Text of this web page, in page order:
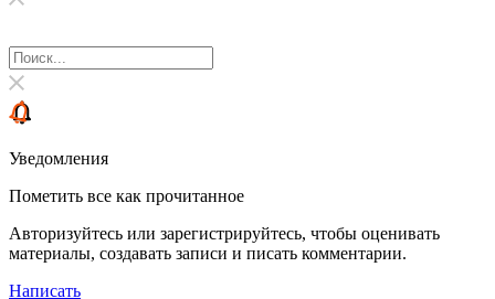
Уведомления
Пометить все как прочитанное
Авторизуйтесь или зарегистрируйтесь, чтобы оценивать
материалы, создавать записи и писать комментарии.
Написать